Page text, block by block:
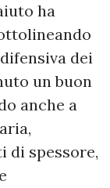
ha
dei
un buon
anche a
di spessore,